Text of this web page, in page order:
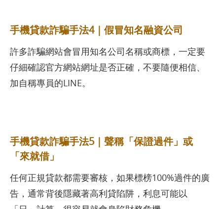
手機貸款詐騙手法4｜假冒知名融資公司
許多詐騙網站會冒用知名公司名稱或商標，一定要
仔細確認官方網站網址是否正確，不要隨便相信、
加自稱專員的LINE。
手機貸款詐騙手法5｜聲稱「保證過件」或
「來就借」
任何正規貸款都需要審核，如果標榜100%過件的廣
告，通常背後隱藏著高利貸陷阱，利息可能以